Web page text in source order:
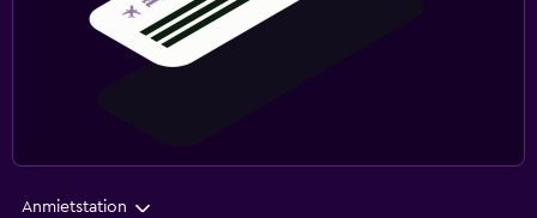
Anmietstation